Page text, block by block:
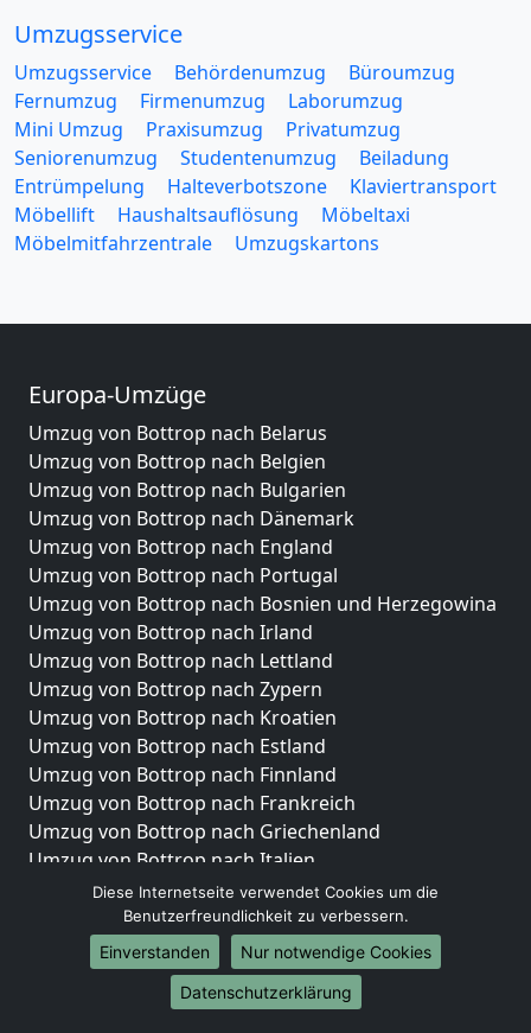
Umzugsservice
Umzugsservice Behördenumzug
Büroumzug
Fernumzug
Firmenumzug
Laborumzug
Mini Umzug
Praxisumzug
Privatumzug
Seniorenumzug
Studentenumzug
Beiladung
Entrümpelung
Halteverbotszone
Klaviertransport
Möbellift
Haushaltsauflösung
Möbeltaxi
Möbelmitfahrzentrale
Umzugskartons
Europa-Umzüge
Umzug von Bottrop nach Belarus
Umzug von Bottrop nach Belgien
Umzug von Bottrop nach Bulgarien
Umzug von Bottrop nach Dänemark
Umzug von Bottrop nach England
Umzug von Bottrop nach Portugal
Umzug von Bottrop nach Bosnien und Herzegowina
Umzug von Bottrop nach Irland
Umzug von Bottrop nach Lettland
Umzug von Bottrop nach Zypern
Umzug von Bottrop nach Kroatien
Umzug von Bottrop nach Estland
Umzug von Bottrop nach Finnland
Umzug von Bottrop nach Frankreich
Umzug von Bottrop nach Griechenland
Umzug von Bottrop nach Italien
Umzug von Bottrop nach Liechtenstein
Umzug von Bottrop nach Luxemburg
Umzug von Bottrop nach Niederlande
Umzug von Bottrop nach Norwegen
Umzüge-Deutschlandweit
Diese Internetseite verwendet Cookies um die
Benutzerfreundlichkeit zu verbessern.
Einverstanden
Nur notwendige Cookies
Datenschutzerklärung